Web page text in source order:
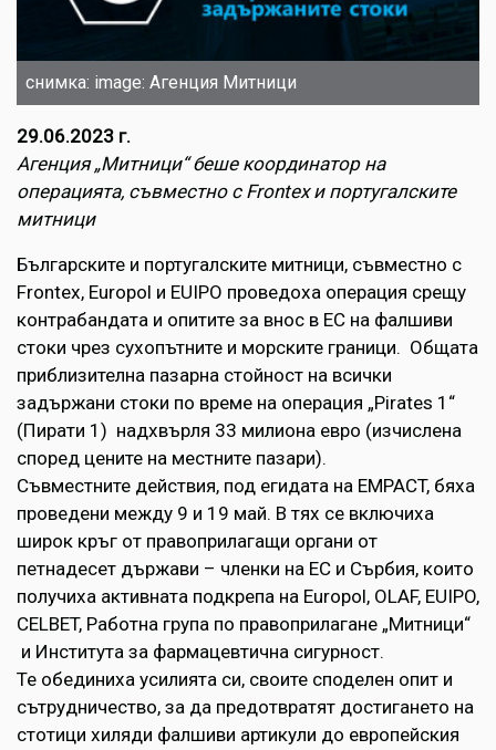
снимка: image: Агенция Митници
29.06.2023 г.
Агенция „Митници“ беше координатор на
операцията, съвместно с Frontex и португалските
митници
Българските и португалските митници, съвместно с
Frontex, Europol и EUIPO проведоха операция срещу
контрабандата и опитите за внос в ЕС на фалшиви
стоки чрез сухопътните и морските граници. Общата
приблизителна пазарна стойност на всички
задържани стоки по време на операция „Pirates 1“
(Пирати 1) надхвърля 33 милиона евро (изчислена
според цените на местните пазари).
Съвместните действия, под егидата на EMPACT, бяха
проведени между 9 и 19 май. В тях се включиха
широк кръг от правоприлагащи органи от
петнадесет държави – членки на ЕС и Сърбия, които
получиха активната подкрепа на Europol, OLAF, EUIPO,
CELBET, Работна група по правоприлагане „Митници“
и Института за фармацевтична сигурност.
Те обединиха усилията си, своите споделен опит и
сътрудничество, за да предотвратят достигането на
стотици хиляди фалшиви артикули до европейския